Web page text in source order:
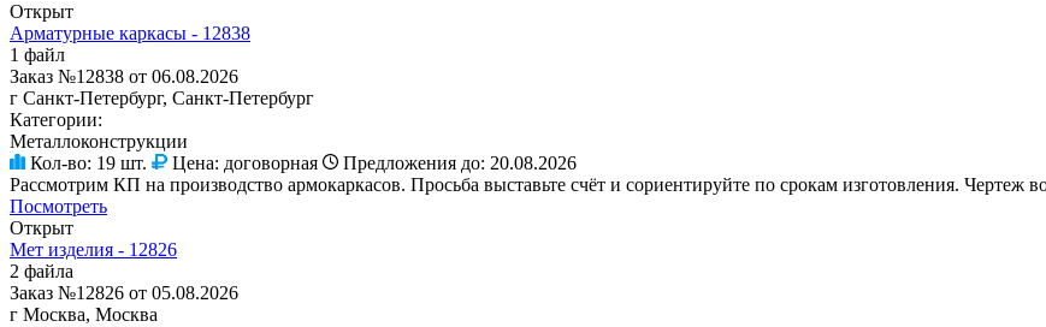
Открыт
Арматурные каркасы - 12838
1 файл
Заказ №12838 от 06.08.2026
г Санкт-Петербург, Санкт-Петербург
Категории:
Металлоконструкции
Кол-во: 19 шт. Цена: договорная Предложения до: 20.08.2026
Рассмотрим КП на производство армокаркасов. Просьба выставьте счёт и сориентируйте по срокам изготовления. Чертеж
Посмотреть
Открыт
Мет изделия - 12826
2 файла
Заказ №12826 от 05.08.2026
г Москва, Москва